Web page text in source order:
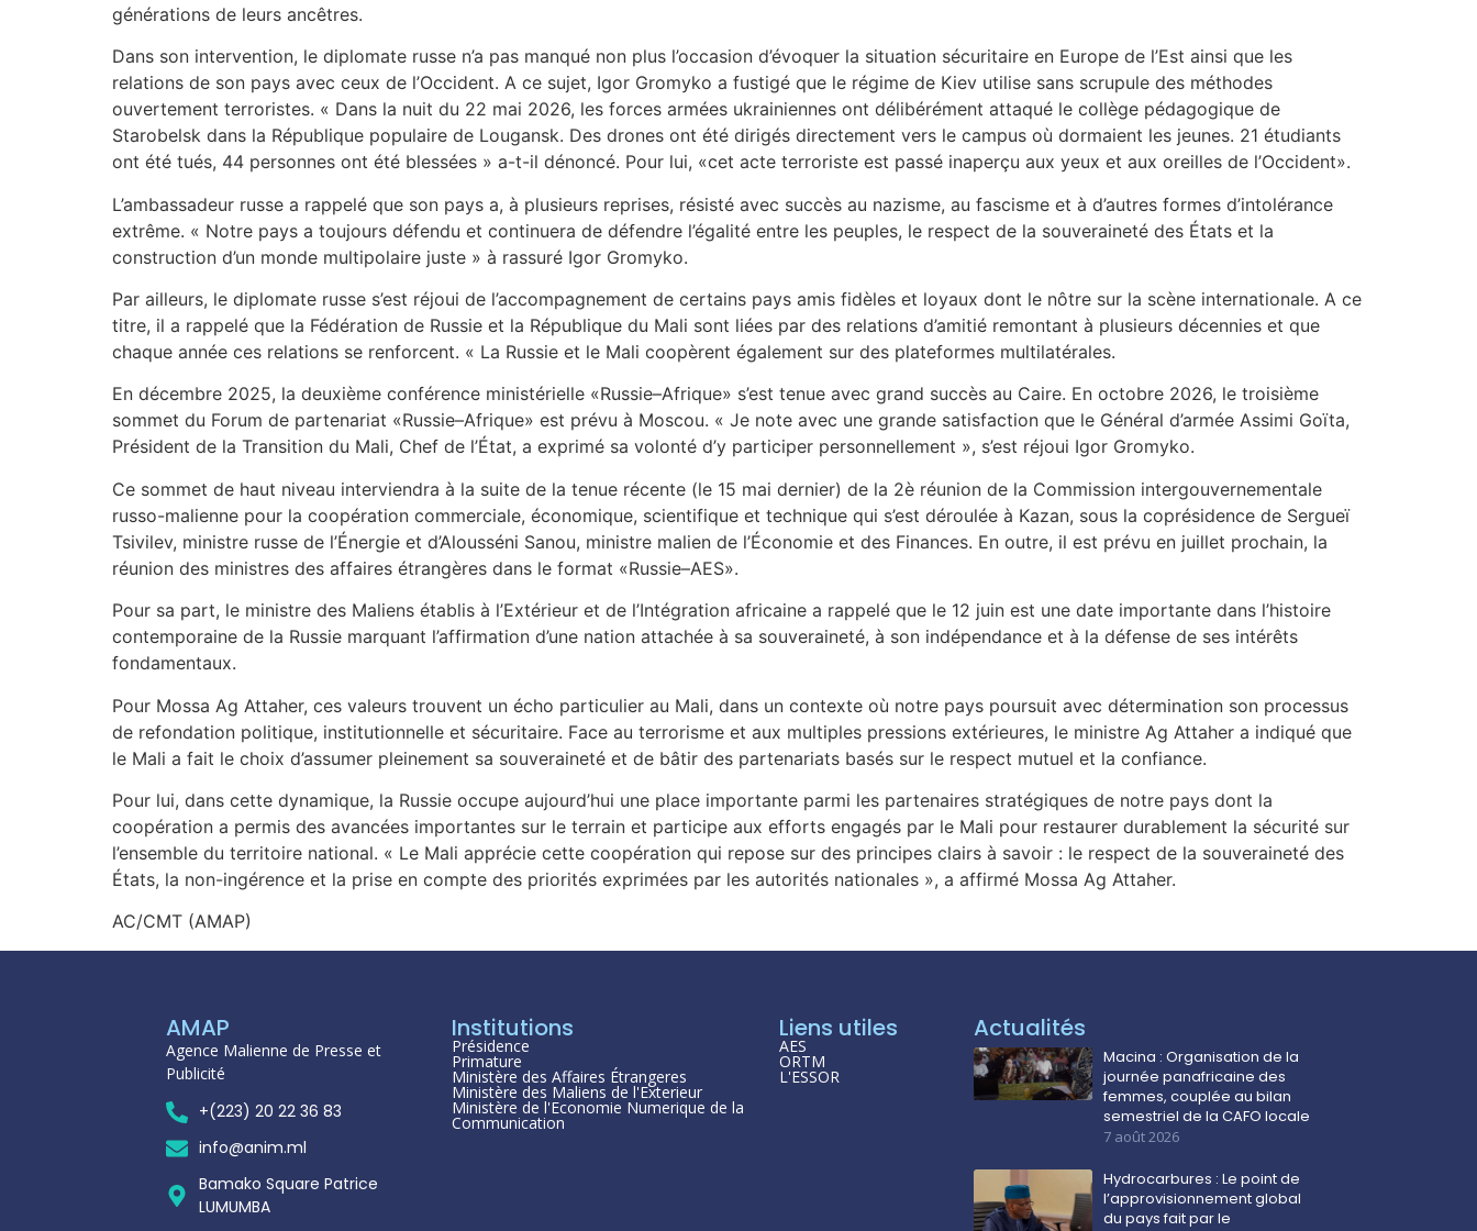
générations de leurs ancêtres.
Dans son intervention, le diplomate russe n’a pas manqué non plus l’occasion d’évoquer la situation sécuritaire en Europe de l’Est ainsi que les
relations de son pays avec ceux de l’Occident. A ce sujet, Igor Gromyko a fustigé que le régime de Kiev utilise sans scrupule des méthodes
ouvertement terroristes. « Dans la nuit du 22 mai 2026, les forces armées ukrainiennes ont délibérément attaqué le collège pédagogique de
Starobelsk dans la République populaire de Lougansk. Des drones ont été dirigés directement vers le campus où dormaient les jeunes. 21 étudiants
ont été tués, 44 personnes ont été blessées » a-t-il dénoncé. Pour lui, «cet acte terroriste est passé inaperçu aux yeux et aux oreilles de l’Occident».
L’ambassadeur russe a rappelé que son pays a, à plusieurs reprises, résisté avec succès au nazisme, au fascisme et à d’autres formes d’intolérance
extrême. « Notre pays a toujours défendu et continuera de défendre l’égalité entre les peuples, le respect de la souveraineté des États et la
construction d’un monde multipolaire juste » à rassuré Igor Gromyko.
Par ailleurs, le diplomate russe s’est réjoui de l’accompagnement de certains pays amis fidèles et loyaux dont le nôtre sur la scène internationale. A ce
titre, il a rappelé que la Fédération de Russie et la République du Mali sont liées par des relations d’amitié remontant à plusieurs décennies et que
chaque année ces relations se renforcent. « La Russie et le Mali coopèrent également sur des plateformes multilatérales.
En décembre 2025, la deuxième conférence ministérielle «Russie–Afrique» s’est tenue avec grand succès au Caire. En octobre 2026, le troisième
sommet du Forum de partenariat «Russie–Afrique» est prévu à Moscou. « Je note avec une grande satisfaction que le Général d’armée Assimi Goïta,
Président de la Transition du Mali, Chef de l’État, a exprimé sa volonté d’y participer personnellement », s’est réjoui Igor Gromyko.
Ce sommet de haut niveau interviendra à la suite de la tenue récente (le 15 mai dernier) de la 2è réunion de la Commission intergouvernementale
russo-malienne pour la coopération commerciale, économique, scientifique et technique qui s’est déroulée à Kazan, sous la coprésidence de Sergueï
Tsivilev, ministre russe de l’Énergie et d’Alousséni Sanou, ministre malien de l’Économie et des Finances. En outre, il est prévu en juillet prochain, la
réunion des ministres des affaires étrangères dans le format «Russie–AES».
Pour sa part, le ministre des Maliens établis à l’Extérieur et de l’Intégration africaine a rappelé que le 12 juin est une date importante dans l’histoire
contemporaine de la Russie marquant l’affirmation d’une nation attachée à sa souveraineté, à son indépendance et à la défense de ses intérêts
fondamentaux.
Pour Mossa Ag Attaher, ces valeurs trouvent un écho particulier au Mali, dans un contexte où notre pays poursuit avec détermination son processus
de refondation politique, institutionnelle et sécuritaire. Face au terrorisme et aux multiples pressions extérieures, le ministre Ag Attaher a indiqué que
le Mali a fait le choix d’assumer pleinement sa souveraineté et de bâtir des partenariats basés sur le respect mutuel et la confiance.
Pour lui, dans cette dynamique, la Russie occupe aujourd’hui une place importante parmi les partenaires stratégiques de notre pays dont la
coopération a permis des avancées importantes sur le terrain et participe aux efforts engagés par le Mali pour restaurer durablement la sécurité sur
l’ensemble du territoire national. « Le Mali apprécie cette coopération qui repose sur des principes clairs à savoir : le respect de la souveraineté des
États, la non-ingérence et la prise en compte des priorités exprimées par les autorités nationales », a affirmé Mossa Ag Attaher.
AC/CMT (AMAP)
AMAP
Agence Malienne de Presse et
Publicité
+(223) 20 22 36 83
info@anim.ml
Bamako Square Patrice
LUMUMBA
Institutions
Présidence
Primature
Ministère des Affaires Étrangeres
Ministère des Maliens de l'Exterieur
Ministère de l'Economie Numerique de la
Communication
Liens utiles
AES
ORTM
L'ESSOR
Actualités
Macina : Organisation de la
journée panafricaine des
femmes, couplée au bilan
semestriel de la CAFO locale
7 août 2026
Hydrocarbures : Le point de
l’approvisionnement global
du pays fait par le